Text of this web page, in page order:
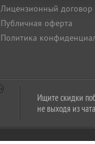
Лицензионный договор
Публичная оферта
Политика
Ищите скидки
не выходя из